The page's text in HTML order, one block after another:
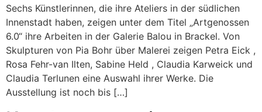
Sechs Künstlerinnen, die ihre Ateliers in der südlichen
Innenstadt haben, zeigen unter dem Titel „Artgenossen
6.0“ ihre Arbeiten in der Galerie Balou in Brackel. Von
Skulpturen von Pia Bohr über Malerei zeigen Petra Eick ,
Rosa Fehr-van Ilten, Sabine Held , Claudia Karweick und
Claudia Terlunen eine Auswahl ihrer Werke. Die
Ausstellung ist noch bis […]